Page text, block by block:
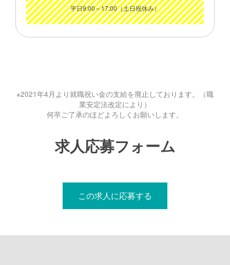
平日9:00～17:00（土日祝休み）
※2021年4月より就職祝い金の支給を廃止しております。（職
業安定法改定により）
何卒ご了承のほどよろしくお願いします。
求人応募フォーム
この求人に応募する